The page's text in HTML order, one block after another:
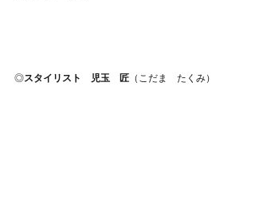
◎スタイリスト　児玉　匠 （こだま　たくみ）